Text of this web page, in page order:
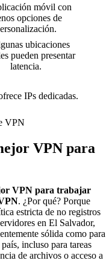
móvil con
opciones de
ubicaciones
pueden presentar
latencia.
IPs dedicadas.
VPN
VPN para
VPN para trabajar
. ¿Por qué? Porque
estricta de no registros
en El Salvador,
sólida como para
incluso para tareas
de archivos o acceso a